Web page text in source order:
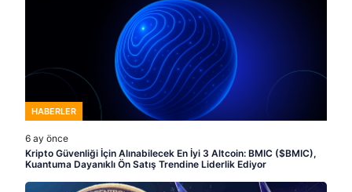
HABERLER
6 ay önce
Kripto Güvenliği İçin Alınabilecek En İyi 3 Altcoin: BMIC ($BMIC),
Kuantuma Dayanıklı Ön Satış Trendine Liderlik Ediyor